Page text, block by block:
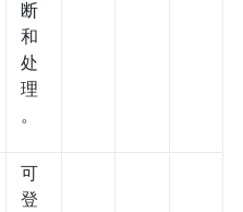
断
和
处
理
。
可
登